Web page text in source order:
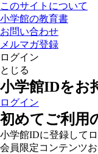
このサイトについて
小学館の教育書
お問い合わせ
メルマガ登録
ログイン
とじる
小学館IDをお
ログイン
初めてご利用
小学館IDに登録して
会員限定コンテンツ